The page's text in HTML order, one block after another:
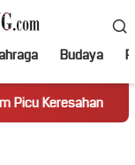
Budaya
Truk Miring